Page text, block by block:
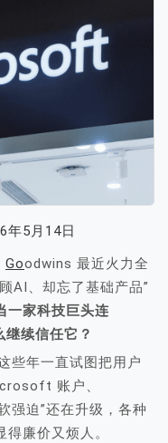
年5月14日
Goodwins 最近火力全
AI、却忘了基础产品”
一家科技巨头连
续信任它？
些年一直试图把用户
账户、
强迫”还在升级，各种
廉价又烦人。